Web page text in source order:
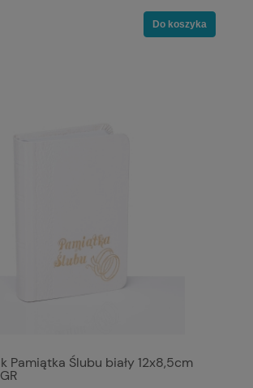
Do koszyka
Pamiątka Ślubu biały 12x8,5cm